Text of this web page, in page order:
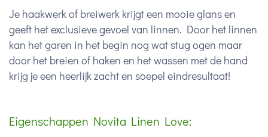
Je haakwerk of breiwerk krijgt een mooie glans en
geeft het exclusieve gevoel van linnen. Door het linnen
kan het garen in het begin nog wat stug ogen maar
door het breien of haken en het wassen met de hand
krijg je een heerlijk zacht en soepel eindresultaat!
Eigenschappen Novita Linen Love: